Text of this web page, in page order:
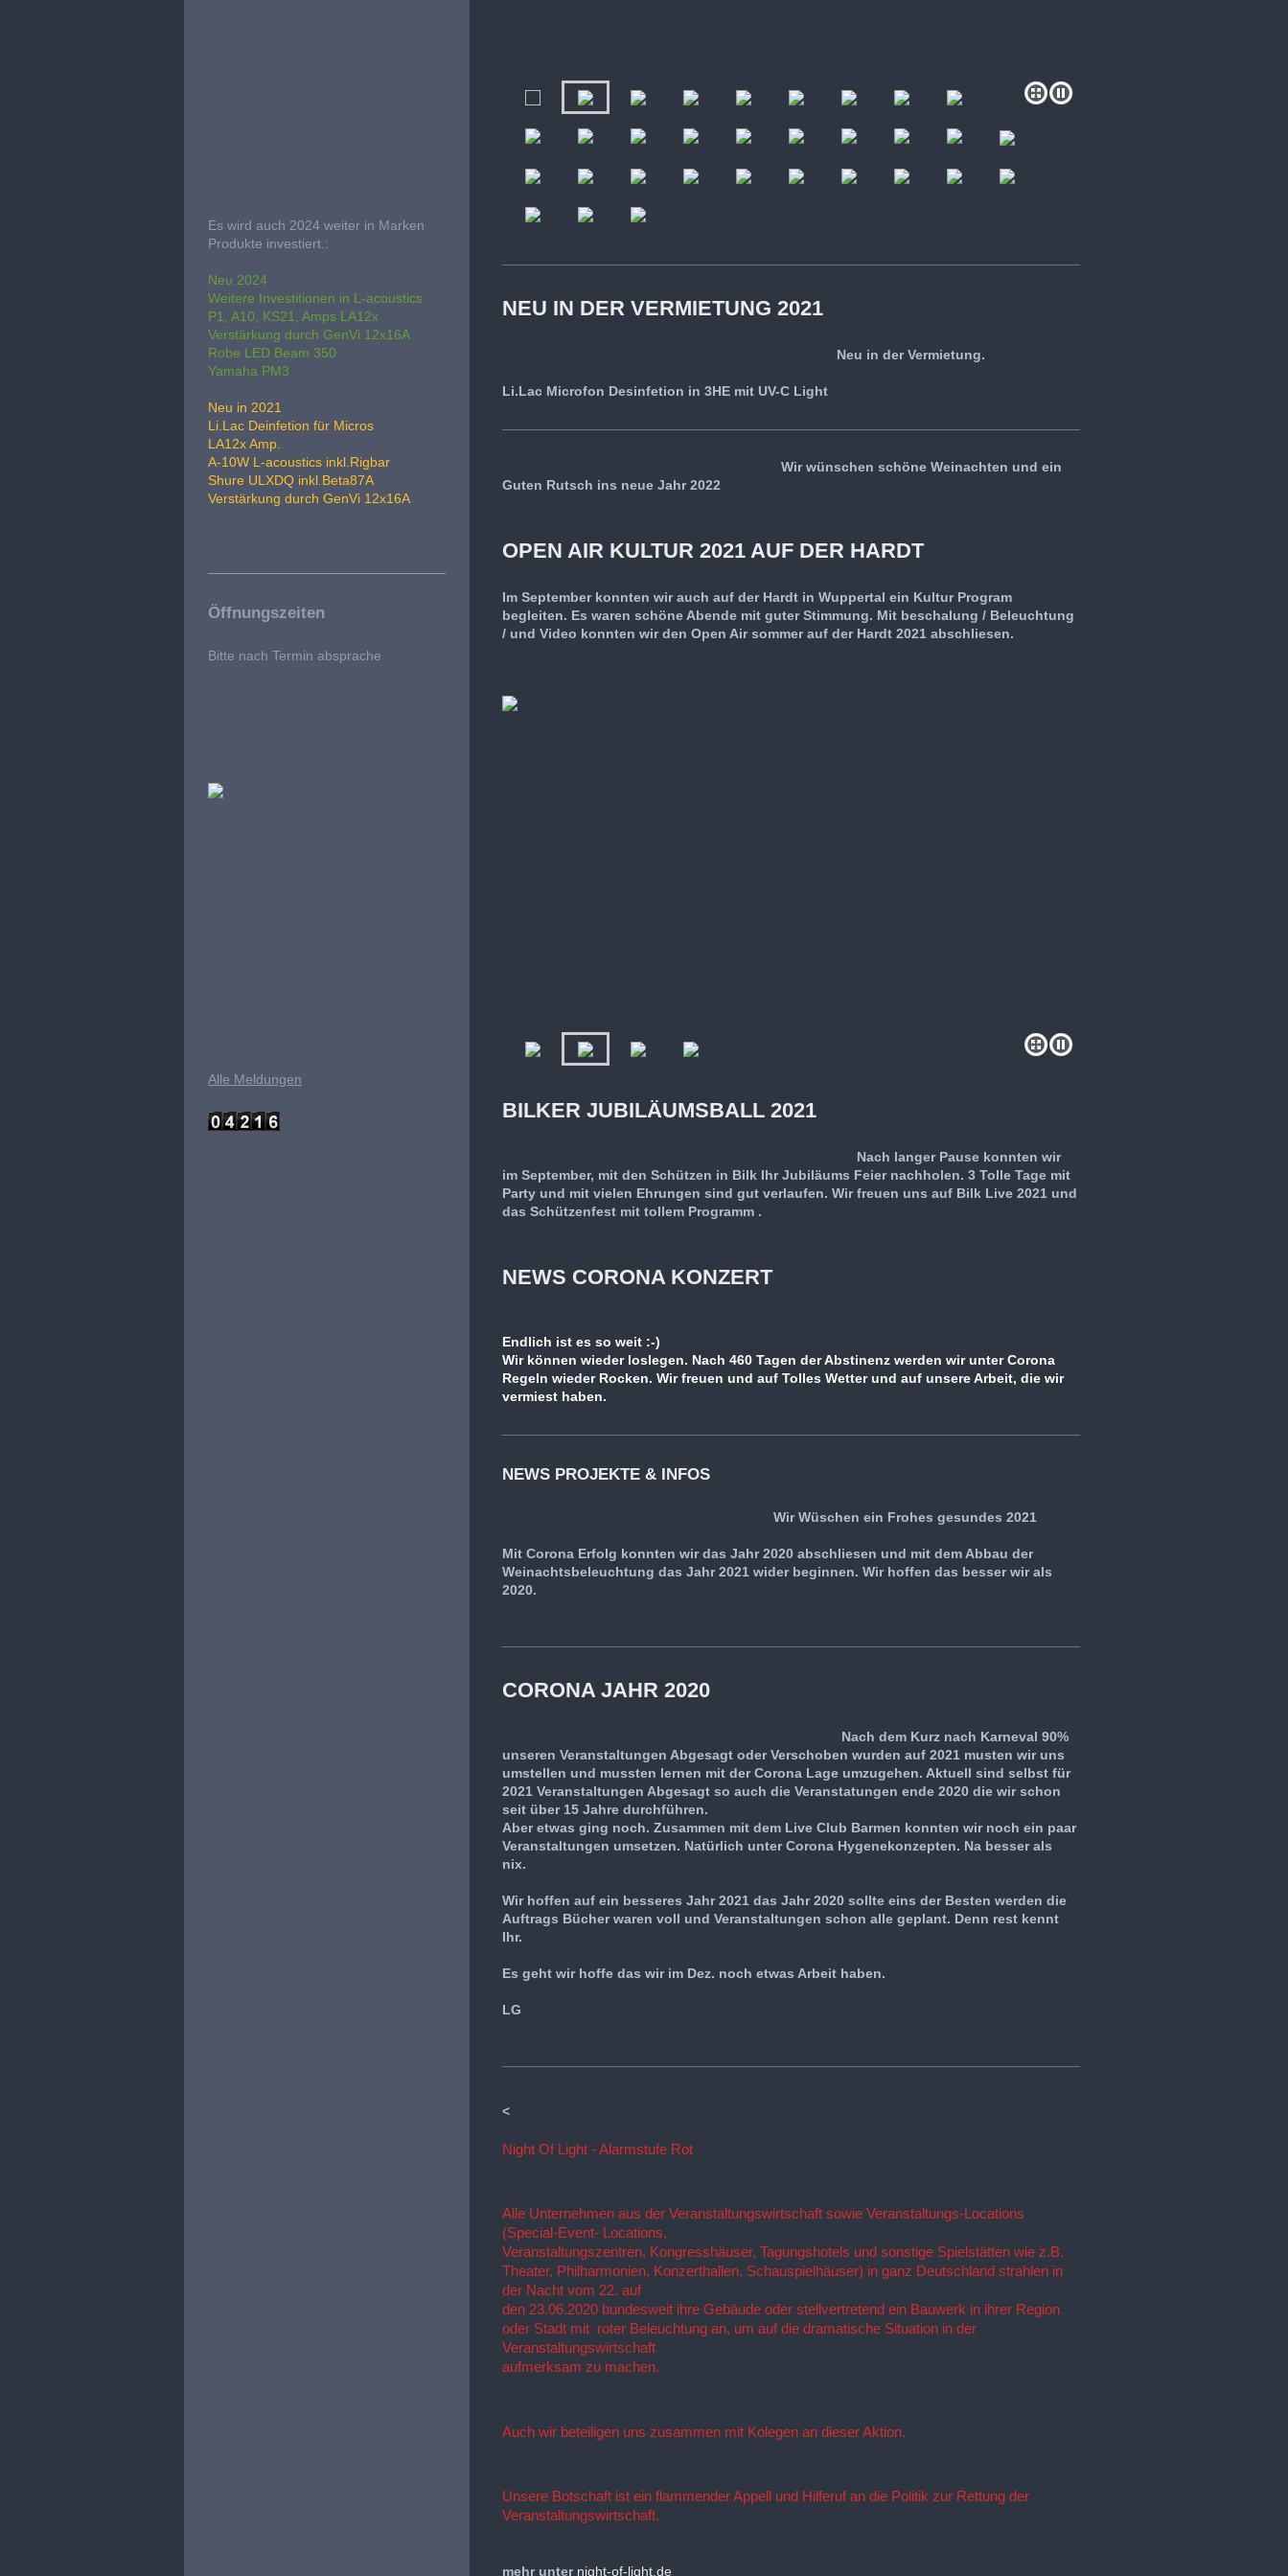
NEU IN DER VERMIETUNG 2021
Neu in der Vermietung.
Li.Lac Microfon Desinfetion in 3HE mit UV-C Light
Wir wünschen schöne Weinachten und ein
Guten Rutsch ins neue Jahr 2022
OPEN AIR KULTUR 2021 AUF DER HARDT
Im September konnten wir auch auf der Hardt in Wuppertal ein Kultur Program
begleiten. Es waren schöne Abende mit guter Stimmung. Mit beschalung / Beleuchtung
/ und Video konnten wir den Open Air sommer auf der Hardt 2021 abschliesen.
BILKER JUBILÄUMSBALL 2021
Nach langer Pause konnten wir
im September, mit den Schützen in Bilk Ihr Jubiläums Feier nachholen. 3 Tolle Tage mit
Party und mit vielen Ehrungen sind gut verlaufen. Wir freuen uns auf Bilk Live 2021 und
das Schützenfest mit tollem Programm .
NEWS CORONA KONZERT
Endlich ist es so weit :-)
Wir können wieder loslegen. Nach 460 Tagen der Abstinenz werden wir unter Corona
Regeln wieder Rocken. Wir freuen und auf Tolles Wetter und auf unsere Arbeit, die wir
vermiest haben.
NEWS PROJEKTE & INFOS
Wir Wüschen ein Frohes gesundes 2021
Mit Corona Erfolg konnten wir das Jahr 2020 abschliesen und mit dem Abbau der
Weinachtsbeleuchtung das Jahr 2021 wider beginnen. Wir hoffen das besser wir als
2020.
CORONA JAHR 2020
Nach dem Kurz nach Karneval 90%
unseren Veranstaltungen Abgesagt oder Verschoben wurden auf 2021 musten wir uns
umstellen und mussten lernen mit der Corona Lage umzugehen. Aktuell sind selbst für
2021 Veranstaltungen Abgesagt so auch die Veranstatungen ende 2020 die wir schon
seit über 15 Jahre durchführen.
Aber etwas ging noch. Zusammen mit dem Live Club Barmen konnten wir noch ein paar
Veranstaltungen umsetzen. Natürlich unter Corona Hygenekonzepten. Na besser als
nix.
Wir hoffen auf ein besseres Jahr 2021 das Jahr 2020 sollte eins der Besten werden die
Auftrags Bücher waren voll und Veranstaltungen schon alle geplant. Denn rest kennt
Ihr.
Es geht wir hoffe das wir im Dez. noch etwas Arbeit haben.
LG
<
Night Of Light - Alarmstufe Rot
Alle Unternehmen aus der Veranstaltungswirtschaft sowie Veranstaltungs-Locations
(Special-Event- Locations,
Veranstaltungszentren, Kongresshäuser, Tagungshotels und sonstige Spielstätten wie z.B.
Theater, Philharmonien, Konzerthallen, Schauspielhäuser) in ganz Deutschland strahlen in
der Nacht vom 22. auf
den 23.06.2020 bundesweit ihre Gebäude oder stellvertretend ein Bauwerk in ihrer Region
oder Stadt mit  roter Beleuchtung an, um auf die dramatische Situation in der
Veranstaltungswirtschaft
aufmerksam zu machen.
Auch wir beteiligen uns zusammen mit Kolegen an dieser Aktion.
Unsere Botschaft ist ein flammender Appell und Hilferuf an die Politik zur Rettung der
Veranstaltungswirtschaft.
mehr unter night-of-light.de
Es wird auch 2024 weiter in Marken
Produkte investiert.:
Neu 2024
Weitere Investitionen in L-acoustics
P1, A10, KS21, Amps LA12x
Verstärkung durch GenVi 12x16A
Robe LED Beam 350
Yamaha PM3
Neu in 2021
Li.Lac Deinfetion für Micros
LA12x Amp.
A-10W L-acoustics inkl.Rigbar
Shure ULXDQ inkl.Beta87A
Verstärkung durch GenVi 12x16A
Öffnungszeiten
Bitte nach Termin absprache
Alle Meldungen